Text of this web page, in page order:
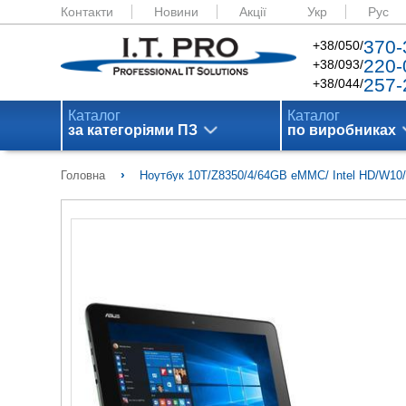
Контакти Новини Акції Укр Рус
+38/050/
+38/093/
+38/044/
Каталог
за категоріями ПЗ
Каталог
по виробниках
Головна › Ноутбук 10T/Z8350/4/64GB eMMC/ Intel HD/